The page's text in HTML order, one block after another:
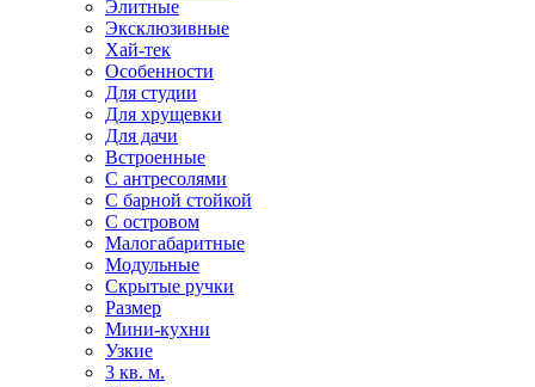
Элитные
Эксклюзивные
Хай-тек
Особенности
Для студии
Для хрущевки
Для дачи
Встроенные
С антресолями
С барной стойкой
С островом
Малогабаритные
Модульные
Скрытые ручки
Размер
Мини-кухни
Узкие
3 кв. м.